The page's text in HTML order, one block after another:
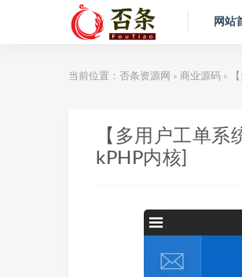
网站
当前位置： 否条资源网 > 商业源码 >
【多用户工单
kPHP内核]